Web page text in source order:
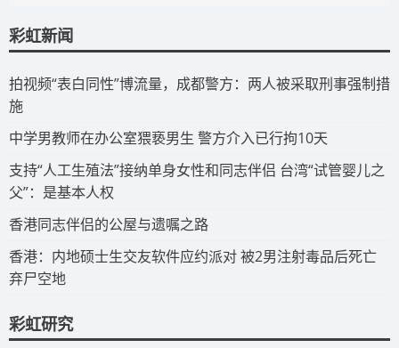
彩虹新闻
拍视频“表白同性”博流量，成都警方：两人被采取刑事强制措
施
​中学男教师在办公室猥亵男生 警方介入已行拘10天
​支持“人工生殖法”接纳单身女性和同志伴侣 台湾“试管婴儿之
父”：是基本人权
​香港同志伴侣的公屋与遗嘱之路
​香港：内地硕士生交友软件应约派对 被2男注射毒品后死亡
弃尸空地
彩虹研究